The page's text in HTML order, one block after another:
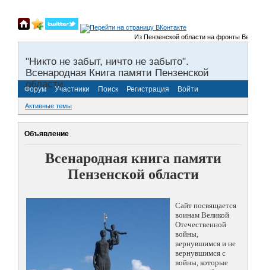
Из Пензенской области на фронты
"Никто не забыт, ничто не забыто".
Всенародная Книга памяти Пензенской
области.
Форум Участники Поиск Регистрация Войти
Активные темы
Объявление
Всенародная книга памяти
Пензенской области
Сайт посвящается
воинам Великой
Отечественной
войны,
вернувшимся и не
вернувшимся с
войны, которые